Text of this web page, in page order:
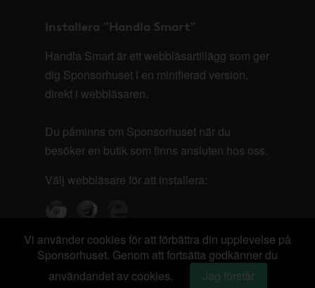
Installera "Handla Smart"
Handla Smart är ett webbläsartillägg som ger
dig Sponsorhuset i en minifierad version,
direkt i webbläsaren.
Du påminns om Sponsorhuset när du
besöker en butik som finns ansluten hos oss.
Välj webbläsare för att installera:
Vi använder cookies för att förbättra din upplevelse på
Sponsorhuset. Genom att fortsätta godkänner du
användandet av cookies.
Jag förstår